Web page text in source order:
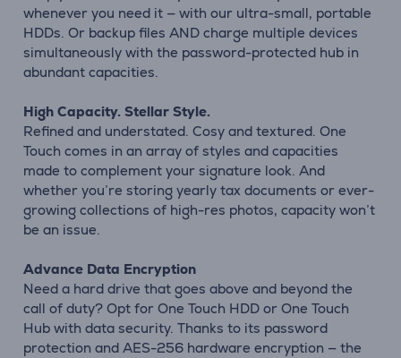
whenever you need it — with our ultra-small, portable
HDDs. Or backup files AND charge multiple devices
simultaneously with the password-protected hub in
abundant capacities.
High Capacity. Stellar Style.
Refined and understated. Cosy and textured. One
Touch comes in an array of styles and capacities
made to complement your signature look. And
whether you’re storing yearly tax documents or ever-
growing collections of high-res photos, capacity won’t
be an issue.
Advance Data Encryption
Need a hard drive that goes above and beyond the
call of duty? Opt for One Touch HDD or One Touch
Hub with data security. Thanks to its password
protection and AES-256 hardware encryption — the